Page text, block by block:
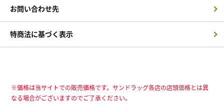
お問い合わせ先
特商法に基づく表示
※価格は当サイトでの販売価格です。サンドラッグ各店の店頭価格とは異
なる場合がございますのでご了承ください。